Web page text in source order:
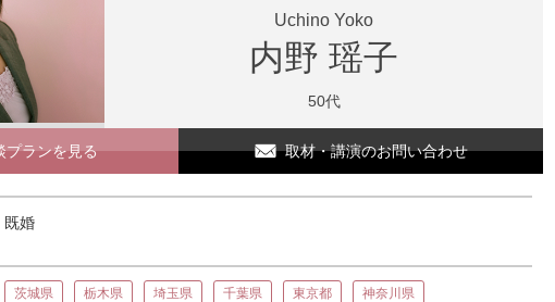
Uchino Yoko
内野 瑶子
50代
プランを見る 取材・講演のお問い合わせ
既婚
茨城県 栃木県 埼玉県 千葉県 東京都 神奈川県